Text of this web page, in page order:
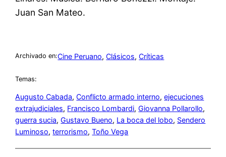
Juan San Mateo.
Archivado en:Cine Peruano, Clásicos, Críticas
Temas:
Augusto Cabada, Conflicto armado interno, ejecuciones
extrajudiciales, Francisco Lombardi, Giovanna Pollarollo
guerra sucia, Gustavo Bueno, La boca del lobo, Sendero
Luminoso, terrorismo, Toño Vega